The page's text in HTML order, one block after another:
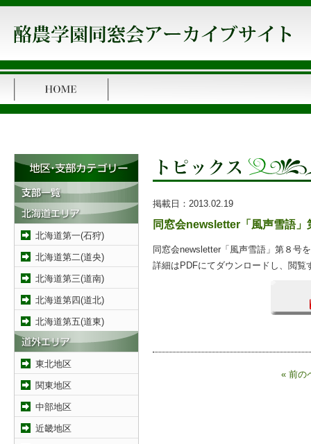
北海道第一(石狩)
北海道第二(道央)
北海道第三(道南)
北海道第四(道北)
北海道第五(道東)
東北地区
関東地区
中部地区
近畿地区
掲載日： 2013.02.19
同窓会newsletter「風声雪語」
同窓会newsletter「風声雪語」第８号
詳細はPDFにてダウンロードし、閲覧
« 前の